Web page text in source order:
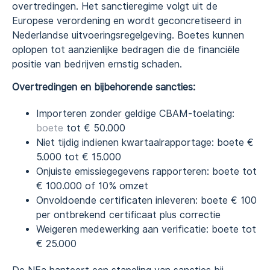
overtredingen. Het sanctieregime volgt uit de
Europese verordening en wordt geconcretiseerd in
Nederlandse uitvoeringsregelgeving. Boetes kunnen
oplopen tot aanzienlijke bedragen die de financiële
positie van bedrijven ernstig schaden.
Overtredingen en bijbehorende sancties:
Importeren zonder geldige CBAM-toelating:
boete tot € 50.000
Niet tijdig indienen kwartaalrapportage: boete €
5.000 tot € 15.000
Onjuiste emissiegegevens rapporteren: boete tot
€ 100.000 of 10% omzet
Onvoldoende certificaten inleveren: boete € 100
per ontbrekend certificaat plus correctie
Weigeren medewerking aan verificatie: boete tot
€ 25.000